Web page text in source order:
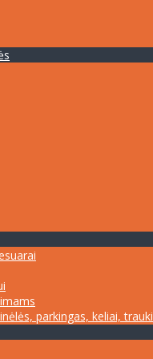
parkingas, keliai,